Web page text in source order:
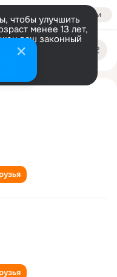
Войти
чтобы улучшить
менее 13 лет,
ваш законный